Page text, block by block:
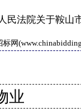
民法院关于鞍山
网
业